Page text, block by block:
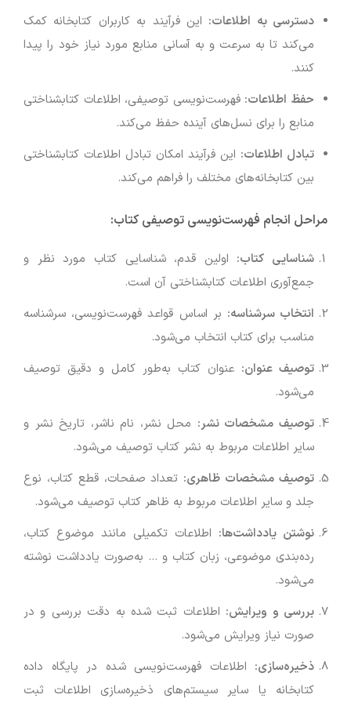
دسترسی به اطلاعات: این فرآیند به کاربران کتابخانه کمک
می‌کند تا به سرعت و به آسانی منابع مورد نیاز خود را پیدا
کنند.
حفظ اطلاعات: فهرست‌نویسی توصیفی، اطلاعات کتابشناختی
منابع را برای نسل‌های آینده حفظ می‌کند.
تبادل اطلاعات: این فرآیند امکان تبادل اطلاعات کتابشناختی
بین کتابخانه‌های مختلف را فراهم می‌کند.
مراحل انجام فهرست‌نویسی توصیفی کتاب:
شناسایی کتاب: اولین قدم، شناسایی کتاب مورد نظر و
جمع‌آوری اطلاعات کتابشناختی آن است.
انتخاب سرشناسه: بر اساس قواعد فهرست‌نویسی، سرشناسه
مناسب برای کتاب انتخاب می‌شود.
توصیف عنوان: عنوان کتاب به‌طور کامل و دقیق توصیف
می‌شود.
توصیف مشخصات نشر: محل نشر، نام ناشر، تاریخ نشر و
سایر اطلاعات مربوط به نشر کتاب توصیف می‌شود.
توصیف مشخصات ظاهری: تعداد صفحات، قطع کتاب، نوع
جلد و سایر اطلاعات مربوط به ظاهر کتاب توصیف می‌شود.
نوشتن یادداشت‌ها: اطلاعات تکمیلی مانند موضوع کتاب،
رده‌بندی موضوعی، زبان کتاب و … به‌صورت یادداشت نوشته
می‌شود.
بررسی و ویرایش: اطلاعات ثبت شده به دقت بررسی و در
صورت نیاز ویرایش می‌شود.
ذخیره‌سازی: اطلاعات فهرست‌نویسی شده در پایگاه داده
کتابخانه یا سایر سیستم‌های ذخیره‌سازی اطلاعات ثبت